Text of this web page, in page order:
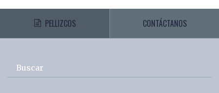
PELLIZCOS CONTÁCTANOS
Buscar